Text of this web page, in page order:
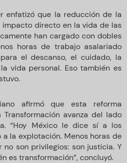
enfatizó que la reducción de la
directo en la vida de las
han cargado con dobles
horas de trabajo asalariado
el descanso, el cuidado, la
vida personal. Eso también es
afirmó que esta reforma
avanza del lado
“Hoy México le dice sí a los
la explotación. Menos horas de
son privilegios: son justicia. Y
es transformación”, concluyó.